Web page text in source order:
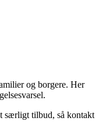
og borgere. Her
særligt tilbud, så kontakt